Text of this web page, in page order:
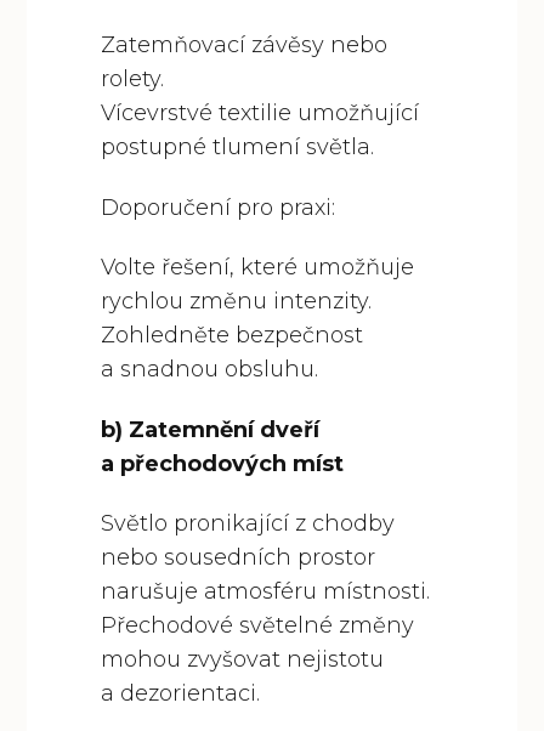
Zatemňovací závěsy nebo
rolety.
Vícevrstvé textilie umožňující
postupné tlumení světla.
Doporučení pro praxi:
Volte řešení, které umožňuje
rychlou změnu intenzity.
Zohledněte bezpečnost
a snadnou obsluhu.
b) Zatemnění dveří
a přechodových míst
Světlo pronikající z chodby
nebo sousedních prostor
narušuje atmosféru místnosti.
Přechodové světelné změny
mohou zvyšovat nejistotu
a dezorientaci.